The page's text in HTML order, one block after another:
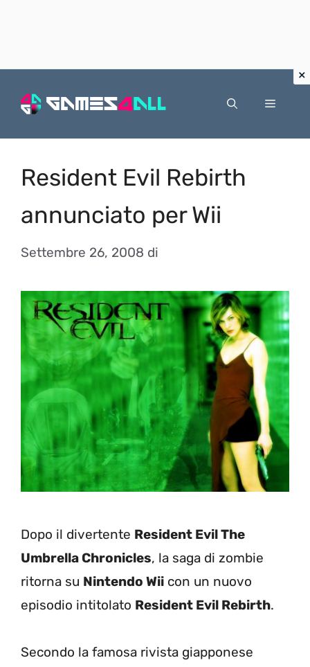
Menu
Resident Evil Rebirth
annunciato per Wii
Settembre 26, 2008 di
Dopo il divertente Resident Evil The
Umbrella Chronicles, la saga di zombie
ritorna su Nintendo Wii con un nuovo
episodio intitolato Resident Evil Rebirth.
Secondo la famosa rivista giapponese